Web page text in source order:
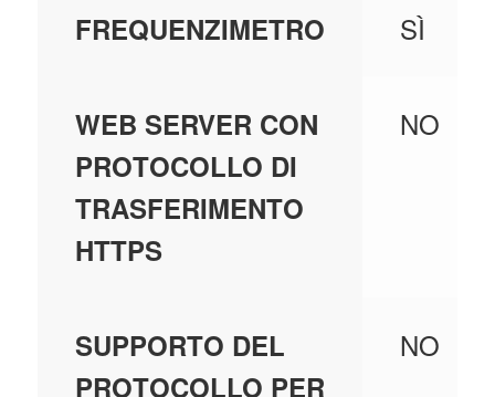
FREQUENZIMETRO SÌ
WEB SERVER CON
PROTOCOLLO DI
TRASFERIMENTO
HTTPS
NO
SUPPORTO DEL
PROTOCOLLO PER
NO